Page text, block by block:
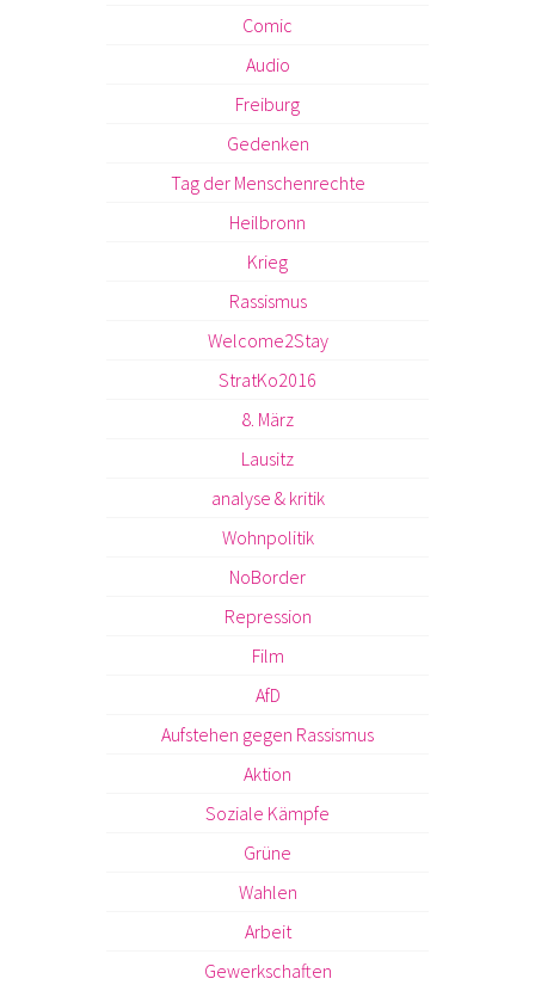
Comic
Audio
Freiburg
Gedenken
Tag der Menschenrechte
Heilbronn
Krieg
Rassismus
Welcome2Stay
StratKo2016
8. März
Lausitz
analyse & kritik
Wohnpolitik
NoBorder
Repression
Film
AfD
Aufstehen gegen Rassismus
Aktion
Soziale Kämpfe
Grüne
Wahlen
Arbeit
Gewerkschaften